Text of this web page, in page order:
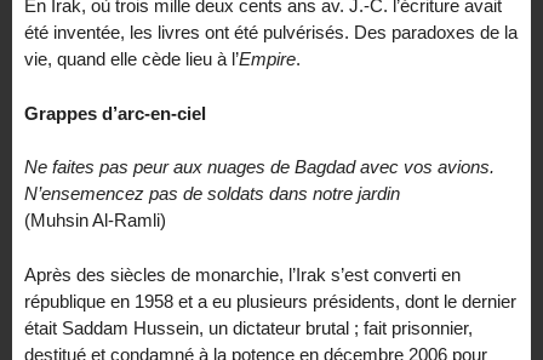
En Irak, où trois mille deux cents ans av. J.-C. l’écriture avait
été inventée, les livres ont été pulvérisés. Des paradoxes de la
vie, quand elle cède lieu à l’Empire.
Grappes d’arc-en-ciel
Ne faites pas peur aux nuages de Bagdad avec vos avions.
N’ensemencez pas de soldats dans notre jardin
(Muhsin Al-Ramli)
Après des siècles de monarchie, l’Irak s’est converti en
république en 1958 et a eu plusieurs présidents, dont le dernier
était Saddam Hussein, un dictateur brutal ; fait prisonnier,
destitué et condamné à la potence en décembre 2006 pour